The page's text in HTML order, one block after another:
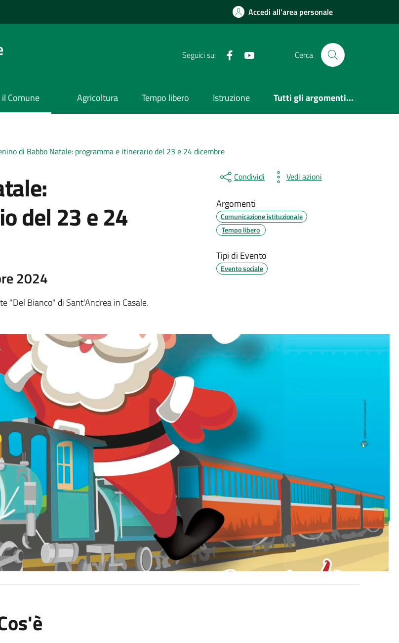
Accedi all'area personale
Seguici su: Facebook Cerca
Comune Agricoltura Tempo libero Istruzione Tutti gli argomenti...
di Babbo Natale: programma e itinerario del 23 e 24 dicembre
del 23 e 24
2024
"Del Bianco" di Sant'Andrea in Casale.
Condividi Vedi azioni
Argomenti
Comunicazione istituzionale
Tempo libero
Tipi di Evento
Evento sociale